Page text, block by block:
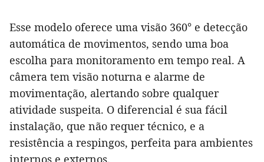
Esse modelo oferece uma visão 360° e detecção
automática de movimentos, sendo uma boa
escolha para monitoramento em tempo real. A
câmera tem visão noturna e alarme de
movimentação, alertando sobre qualquer
atividade suspeita. O diferencial é sua fácil
instalação, que não requer técnico, e a
resistência a respingos, perfeita para ambientes
internos e externos.